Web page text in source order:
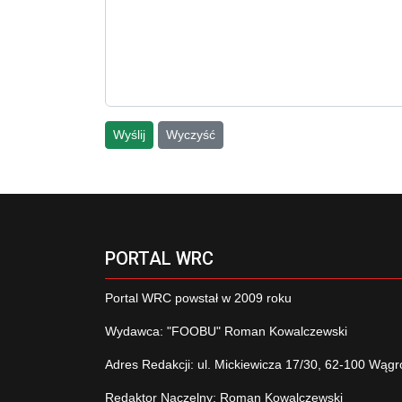
Wyślij Wyczyść
PORTAL WRC
Portal WRC powstał w 2009 roku
Wydawca: "FOOBU" Roman Kowalczewski
Adres Redakcji: ul. Mickiewicza 17/30, 62-100
Redaktor Naczelny: Roman Kowalczewski